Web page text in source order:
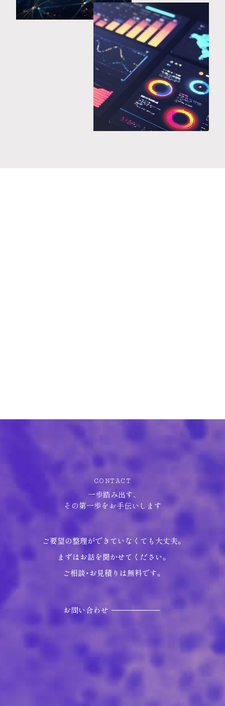
CONTACT
一歩踏み出す、
その第一歩をお手伝いします
ご要望の整理ができていなくても大丈夫。
まずはお話を聞かせてください。
ご相談・お見積りは無料です。
お問い合わせ